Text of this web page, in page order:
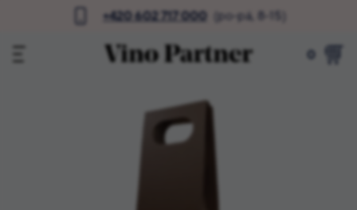
+420 602 717 000 (po-pá, 8-15)
0